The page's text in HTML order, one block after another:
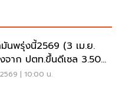
มันพรุ่งนี้2569 (3 เม.ย.
จาก ปตท.ขึ้นดีเซล 3.50
| 10:00 น.